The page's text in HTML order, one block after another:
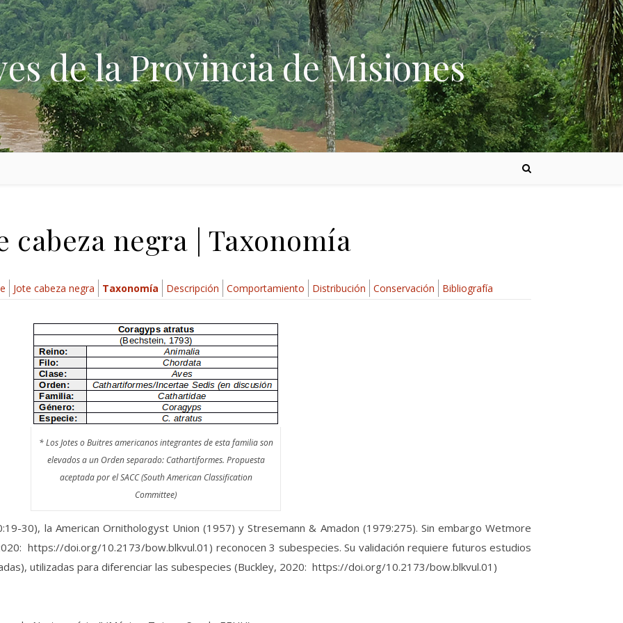
de la Provincia de Misiones
cabeza negra | Taxonomía
Jote cabeza negra Taxonomía Descripción Comportamiento Distribución Conservación Bibliografía
* Los Jotes o Buitres americanos integrantes de esta familia son
elevados a un Orden separado: Cathartiformes. Propuesta
aceptada por el SACC (South American Classification
Committee)
30), la American Ornithologyst Union (1957) y Stresemann & Amadon (1979:275). Sin embargo Wetmore
https://doi.org/10.2173/bow.blkvul.01) reconocen 3 subespecies. Su validación requiere futuros estudios
utilizadas para diferenciar las subespecies (Buckley, 2020: https://doi.org/10.2173/bow.blkvul.01)